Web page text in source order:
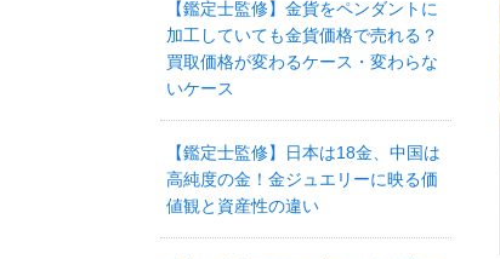
【鑑定士監修】金貨をペンダントに
加工していても金貨価格で売れる？
買取価格が変わるケース・変わらな
いケース
【鑑定士監修】日本は18金、中国は
高純度の金！金ジュエリーに映る価
値観と資産性の違い